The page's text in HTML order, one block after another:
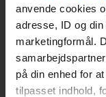
anvende cookies
adresse, ID og
marketingformål.
på din enhed for
tilpasset indhold,
Ved
Kino.dks